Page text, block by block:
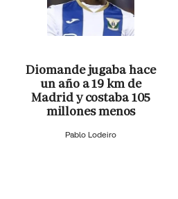
Diomande jugaba hace
un año a 19 km de
Madrid y costaba 105
millones menos
Pablo Lodeiro